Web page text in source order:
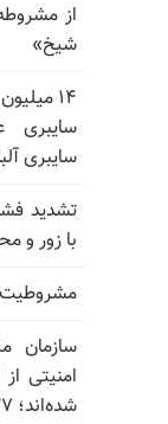
از
شیخ»
سایبری
سایبری
تشدید
با زور و
مشروطیت
شده‌اند؛ ۲۷ نفر از معترضان بودند